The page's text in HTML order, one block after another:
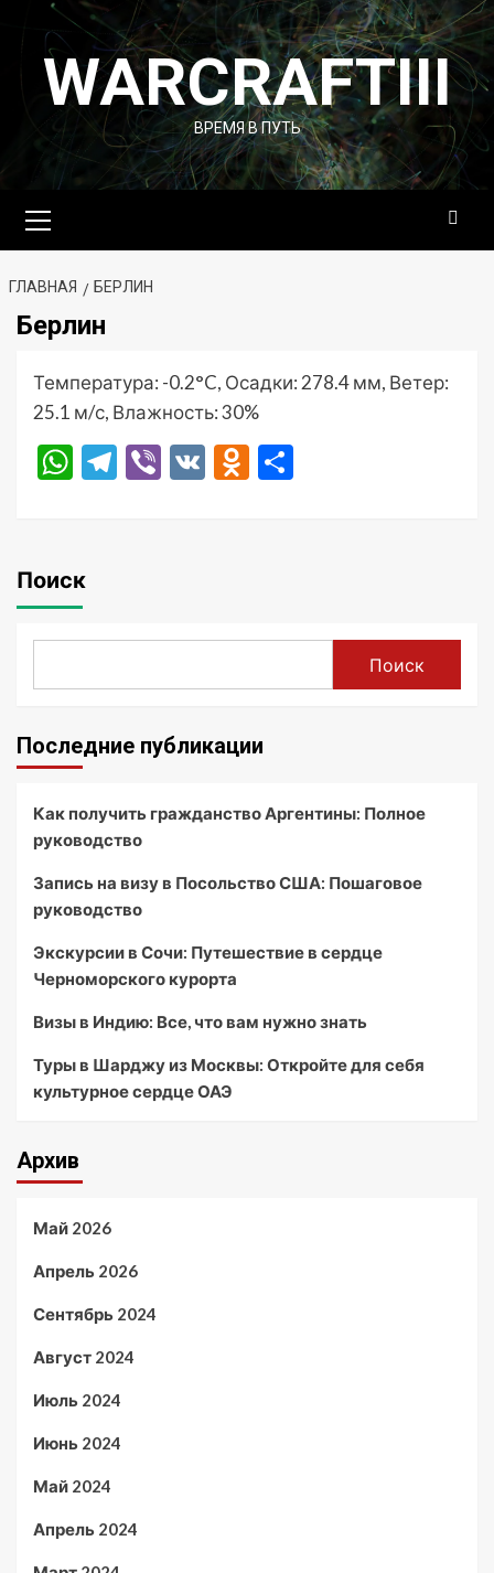
Перейти
содержимому
WARCRAFTIII
ВРЕМЯ В ПУТЬ
меню
ГЛАВНАЯ БЕРЛИН
Берлин
Температура: -0.2°C, Осадки: 278.4 мм, Ветер:
25.1 м/с, Влажность: 30%
WhatsApp
Telegram
Viber
VK Odnoklassniki
Поиск
Поиск
Последние публикации
Как получить гражданство Аргентины: Полное
руководство
Запись на визу в Посольство США: Пошаговое
руководство
Экскурсии в Сочи: Путешествие в сердце
Черноморского курорта
Визы в Индию: Все, что вам нужно знать
Туры в Шарджу из Москвы: Откройте для себя
культурное сердце ОАЭ
Архив
Май 2026
Апрель 2026
Сентябрь 2024
Август 2024
Июль 2024
Июнь 2024
Май 2024
Апрель 2024